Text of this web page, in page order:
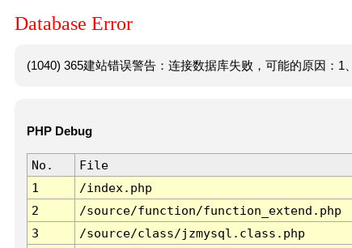
Database Error
(1040) 365建站错误警告：连接数据库失败，可能的原因：1
PHP Debug
No. File
1
/index.php
2
/source/function/function_extend.php
3
/source/class/jzmysql.class.php